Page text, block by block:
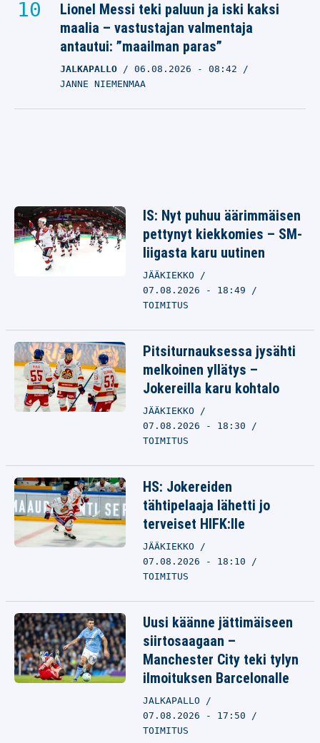
Lionel Messi teki paluun ja iski kaksi
maalia – vastustajan valmentaja
antautui: ”maailman paras”
JALKAPALLO 06.08.2026 - 08:42
JANNE NIEMENMAA
IS: Nyt puhuu äärimmäisen
pettynyt kiekkomies – SM-
liigasta karu uutinen
JÄÄKIEKKO
07.08.2026 - 18:49
TOIMITUS
Pitsiturnauksessa jysähti
melkoinen yllätys –
Jokereilla karu kohtalo
JÄÄKIEKKO
07.08.2026 - 18:30
TOIMITUS
HS: Jokereiden
tähtipelaaja lähetti jo
terveiset HIFK:lle
JÄÄKIEKKO
07.08.2026 - 18:10
TOIMITUS
Uusi käänne jättimäiseen
siirtosaagaan –
Manchester City teki tylyn
ilmoituksen Barcelonalle
JALKAPALLO
07.08.2026 - 17:50
TOIMITUS